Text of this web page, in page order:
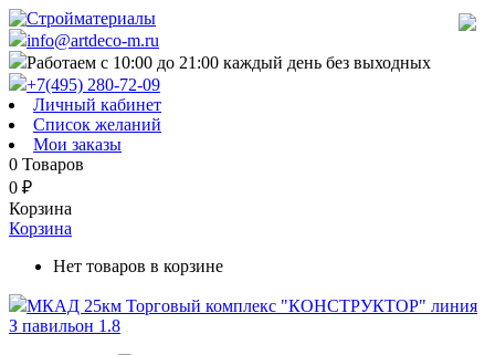
info@artdeco-m.ru
Работаем с 10:00 до 21:00 каждый день без выходных
+7(495) 280-72-09
Личный кабинет
Список желаний
Мои заказы
0 Товаров
0 ₽
Корзина
Корзина
Нет товаров в корзине
МКАД 25км Торговый комплекс "КОНСТРУКТОР" линия
З павильон 1.8